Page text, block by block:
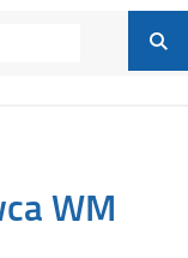
WM